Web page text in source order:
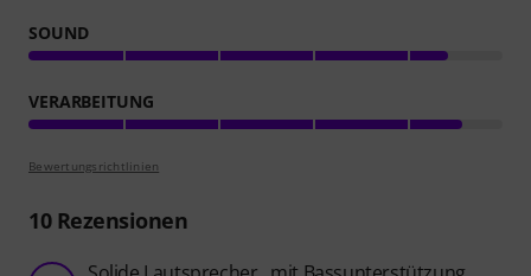
SOUND
VERARBEITUNG
Bewertungsrichtlinien
10Rezensionen